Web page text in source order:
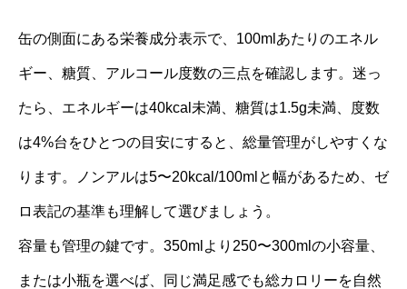
缶の側面にある栄養成分表示で、100mlあたりのエネル
ギー、糖質、アルコール度数の三点を確認します。迷っ
たら、エネルギーは40kcal未満、糖質は1.5g未満、度数
は4%台をひとつの目安にすると、総量管理がしやすくな
ります。ノンアルは5〜20kcal/100mlと幅があるため、ゼ
ロ表記の基準も理解して選びましょう。
容量も管理の鍵です。350mlより250〜300mlの小容量、
または小瓶を選べば、同じ満足感でも総カロリーを自然